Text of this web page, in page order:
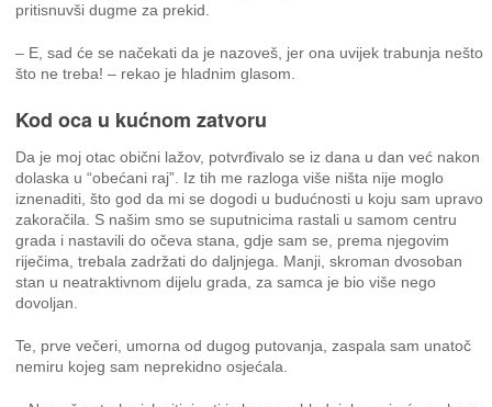
pritisnuvši dugme za prekid.
– E, sad će se načekati da je nazoveš, jer ona uvijek trabunja nešto
što ne treba! – rekao je hladnim glasom.
Kod oca u kućnom zatvoru
Da je moj otac obični lažov, potvrđivalo se iz dana u dan već nakon
dolaska u “obećani raj”. Iz tih me razloga više ništa nije moglo
iznenaditi, što god da mi se dogodi u budućnosti u koju sam upravo
zakoračila. S našim smo se suputnicima rastali u samom centru
grada i nastavili do očeva stana, gdje sam se, prema njegovim
riječima, trebala zadržati do daljnjega. Manji, skroman dvosoban
stan u neatraktivnom dijelu grada, za samca je bio više nego
dovoljan.
Te, prve večeri, umorna od dugog putovanja, zaspala sam unatoč
nemiru kojeg sam neprekidno osjećala.